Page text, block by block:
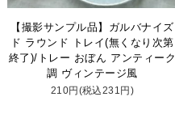
【撮影サンプル品】ガルバナイズ
ド ラウンド トレイ(無くなり次第
終了)/トレー おぼん アンティーク
調 ヴィンテージ風
210円(税込231円)